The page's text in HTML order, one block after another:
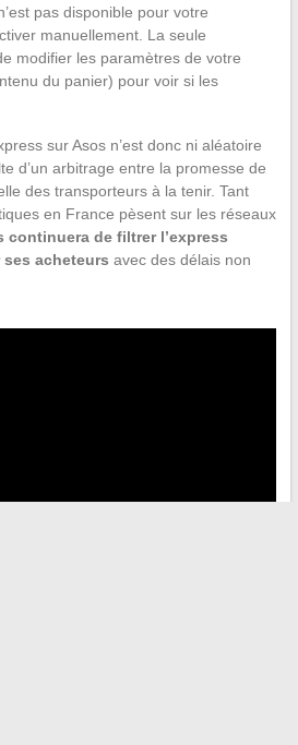
pas disponible pour votre
manuellement. La seule
modifier les paramètres de votre
du panier) pour voir si les
sur Asos n’est donc ni aléatoire
d’un arbitrage entre la promesse de
des transporteurs à la tenir. Tant
en France pèsent sur les réseaux
continuera de filtrer l’express
acheteurs avec des délais non